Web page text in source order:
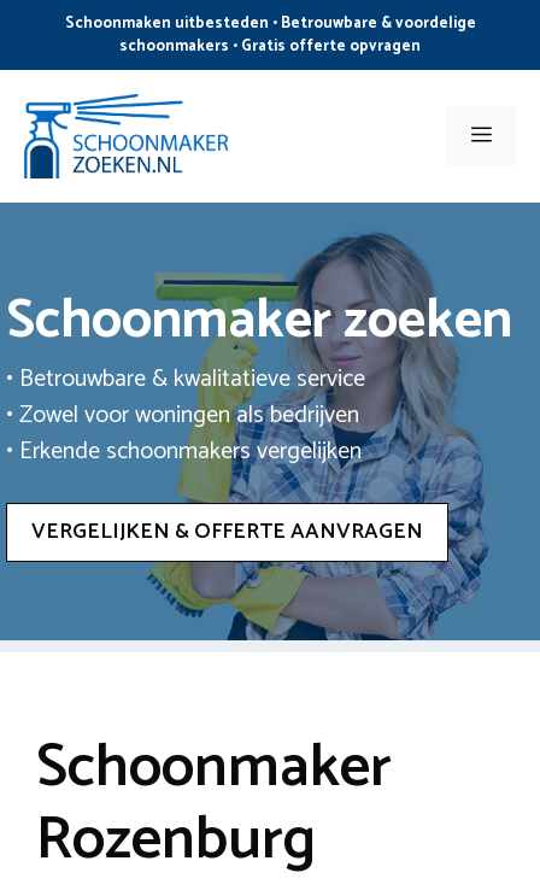
de
inhoud
Schoonmaken uitbesteden • Betrouwbare & voordelige
schoonmakers • Gratis offerte opvragen
Menu
Schoonmaker zoeken
• Betrouwbare & kwalitatieve service
• Zowel voor woningen als bedrijven
• Erkende schoonmakers vergelijken
VERGELIJKEN & OFFERTE AANVRAGEN
Schoonmaker
Rozenburg